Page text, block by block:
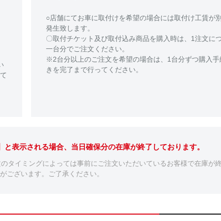
○店舗にてお車に取付けを希望の場合には取付け工賃が
発生致します。
〇取付チケット及び取付込み商品を購入時は、1注文に
一台分でご注文ください。
※2台分以上のご注文を希望の場合は、1台分ずつ購入手
きを完了まで行ってください。
表示される場合、当日確保分の在庫が終了しております。
タイミングによっては事前にご注文いただいているお客様で在庫が
ございます。ご了承ください。